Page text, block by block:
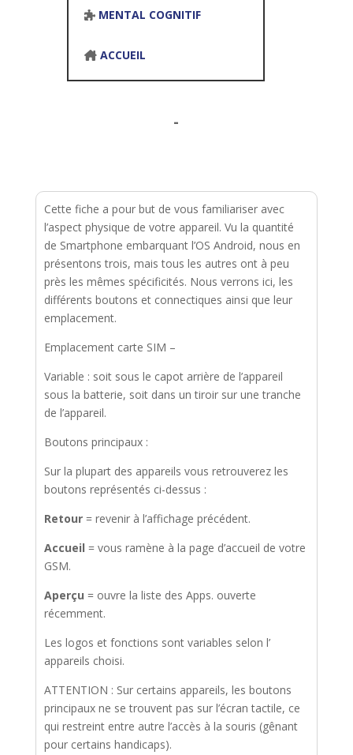
MENTAL COGNITIF
ACCUEIL
-
Cette fiche a pour but de vous familiariser avec
l’aspect physique de votre appareil. Vu la quantité
de Smartphone embarquant l’OS Android, nous en
présentons trois, mais tous les autres ont à peu
près les mêmes spécificités. Nous verrons ici, les
différents boutons et connectiques ainsi que leur
emplacement.
Emplacement carte SIM –
Variable : soit sous le capot arrière de l’appareil
sous la batterie, soit dans un tiroir sur une tranche
de l’appareil.
Boutons principaux :
Sur la plupart des appareils vous retrouverez les
boutons représentés ci-dessus :
Retour= revenir à l’affichage précédent.
Accueil = vous ramène à la page d’accueil de votre
GSM.
Aperçu = ouvre la liste des Apps. ouverte
récemment.
Les logos et fonctions sont variables selon l’
appareils choisi.
ATTENTION : Sur certains appareils, les boutons
principaux ne se trouvent pas sur l’écran tactile, ce
qui restreint entre autre l’accès à la souris (gênant
pour certains handicaps).